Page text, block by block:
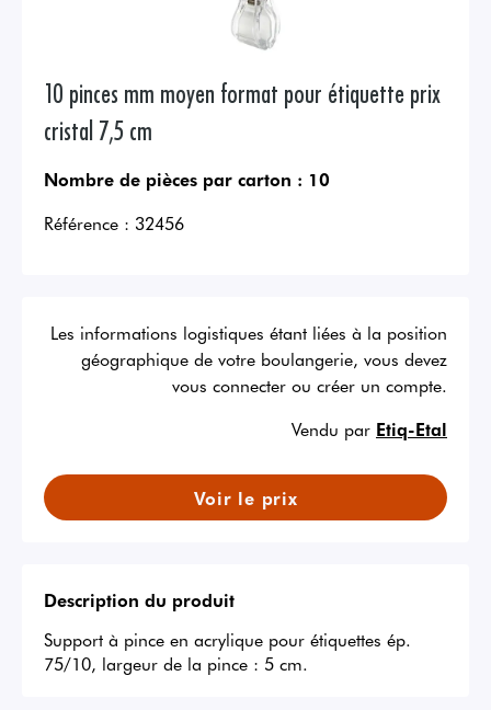
10 pinces mm moyen format pour étiquette prix
cristal 7,5 cm
Nombre de pièces par carton : 10
Référence : 32456
Les informations logistiques étant liées à la position
géographique de votre boulangerie, vous devez
vous connecter ou créer un compte.
Vendu par Etiq-Etal
Voir le prix
Description du produit
Support à pince en acrylique pour étiquettes ép.
75/10, largeur de la pince : 5 cm.